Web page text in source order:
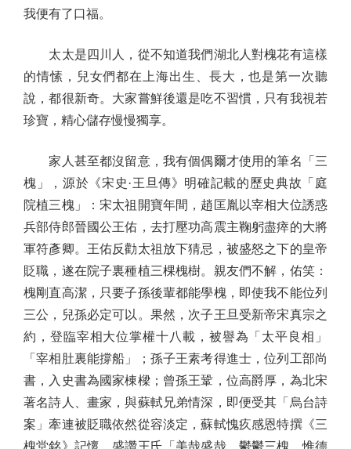
我便有了口福。
太太是四川人，從不知道我們湖北人對槐花有這樣
的情愫，兒女們都在上海出生、長大，也是第一次聽
說，都很新奇。大家嘗鮮後還是吃不習慣，只有我視若
珍寶，精心儲存慢慢獨享。
家人甚至都沒留意，我有個偶爾才使用的筆名「三
槐」，源於《宋史·王旦傳》明確記載的歷史典故「庭
院植三槐」：宋太祖開寶年間，趙匡胤以宰相大位誘惑
兵部侍郎晉國公王佑，去打壓功高震主鞠躬盡瘁的大將
軍符彥卿。王佑反勸太祖放下猜忌，被盛怒之下的皇帝
貶職，遂在院子裏種植三棵槐樹。親友們不解，佑笑：
槐剛直高潔，只要子孫後輩都能學槐，即使我不能位列
三公，兒孫必定可以。果然，次子王旦受新帝宋真宗之
約，登臨宰相大位掌權十八載，被譽為「太平良相」
「宰相肚裏能撐船」；孫子王素考得進士，位列工部尚
書，入史書為國家棟樑；曾孫王鞏，位高爵厚，為北宋
著名詩人、畫家，與蘇軾兄弟情深，即便受其「烏台詩
案」牽連被貶職依然從容淡定，蘇軾愧疚感恩特撰《三